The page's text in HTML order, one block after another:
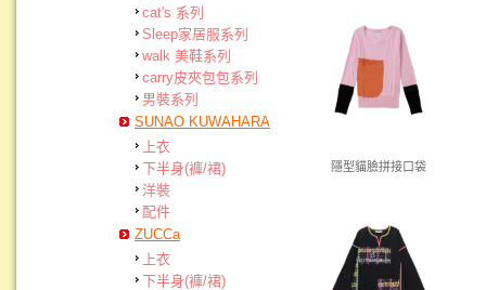
cat's 系列
Sleep家居服系列
walk 美鞋系列
carry皮夾包包系列
男裝系列
SUNAO KUWAHARA
上衣
下半身(褲/裙)
洋裝
配件
ZUCCa
上衣
下半身(褲/裙)
隱型貓臉拼接口袋